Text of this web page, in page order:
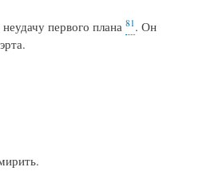
первого плана 81 . Он